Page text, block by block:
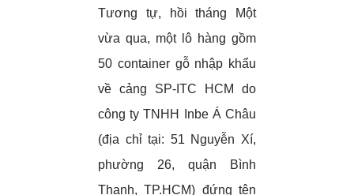
Tương tự, hồi tháng Một
vừa qua, một lô hàng gồm
50 container gỗ nhập khẩu
về cảng SP-ITC HCM do
công ty TNHH Inbe Á Châu
(địa chỉ tại: 51 Nguyễn Xí,
phường 26, quận Bình
Thạnh, TP.HCM) đứng tên